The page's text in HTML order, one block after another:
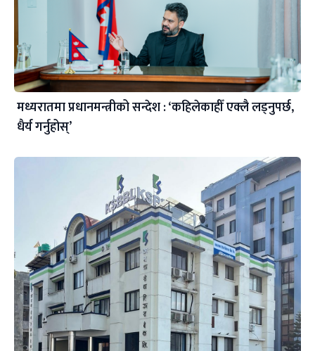
मध्यरातमा प्रधानमन्त्रीको सन्देश : ‘कहिलेकाहीँ एक्लै लड्नुपर्छ,
धैर्य गर्नुहोस्’